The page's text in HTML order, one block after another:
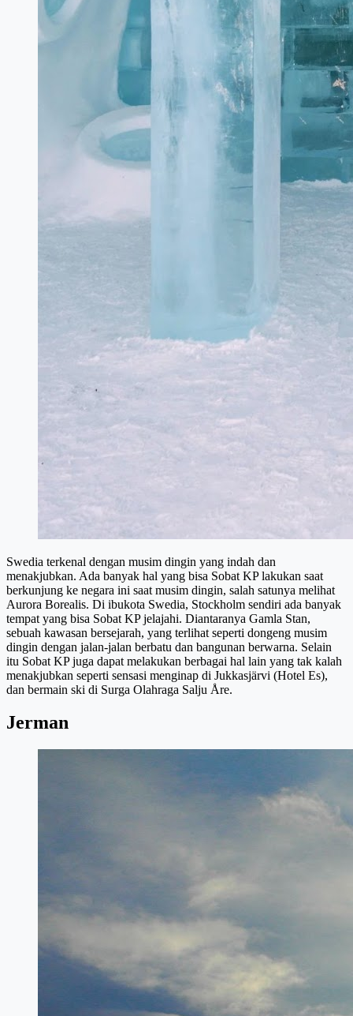
Swedia terkenal dengan musim dingin yang indah dan
menakjubkan. Ada banyak hal yang bisa Sobat KP lakukan saat
berkunjung ke negara ini saat musim dingin, salah satunya melihat
Aurora Borealis. Di ibukota Swedia, Stockholm sendiri ada banyak
tempat yang bisa Sobat KP jelajahi. Diantaranya Gamla Stan,
sebuah kawasan bersejarah, yang terlihat seperti dongeng musim
dingin dengan jalan-jalan berbatu dan bangunan berwarna. Selain
itu Sobat KP juga dapat melakukan berbagai hal lain yang tak kalah
menakjubkan seperti sensasi menginap di Jukkasjärvi (Hotel Es),
dan bermain ski di Surga Olahraga Salju Åre.
Jerman